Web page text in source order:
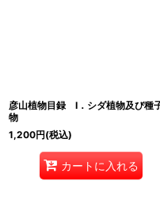
彦山植物目録 I．シダ植物及び種
物
1,200円(税込)
カートに入れる